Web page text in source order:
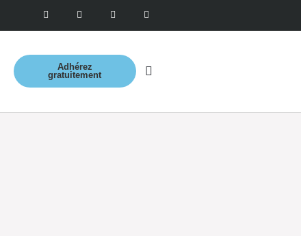
Adhérez
gratuitement